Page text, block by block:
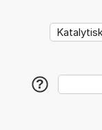
?